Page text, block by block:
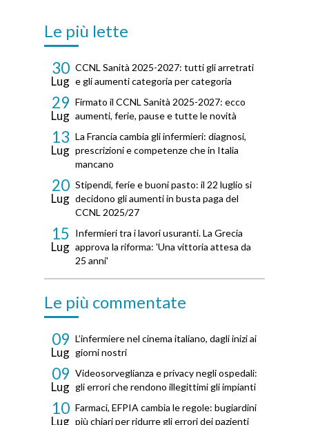
Le più lette
30
Lug
CCNL Sanità 2025-2027: tutti gli arretrati
e gli aumenti categoria per categoria
29
Lug
Firmato il CCNL Sanità 2025-2027: ecco
aumenti, ferie, pause e tutte le novità
13
Lug
La Francia cambia gli infermieri: diagnosi,
prescrizioni e competenze che in Italia
mancano
20
Lug
Stipendi, ferie e buoni pasto: il 22 luglio si
decidono gli aumenti in busta paga del
CCNL 2025/27
15
Lug
Infermieri tra i lavori usuranti. La Grecia
approva la riforma: 'Una vittoria attesa da
25 anni'
Le più commentate
09
Lug
L’infermiere nel cinema italiano, dagli inizi ai
giorni nostri
09
Lug
Videosorveglianza e privacy negli ospedali:
gli errori che rendono illegittimi gli impianti
10
Lug
Farmaci, EFPIA cambia le regole: bugiardini
più chiari per ridurre gli errori dei pazienti